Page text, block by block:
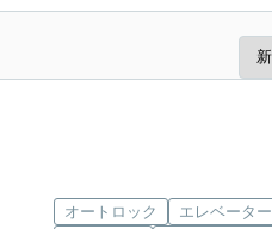
オートロック エレベーター